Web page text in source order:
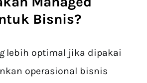
Bisnis?
lebih optimal jika dipakai
operasional bisnis